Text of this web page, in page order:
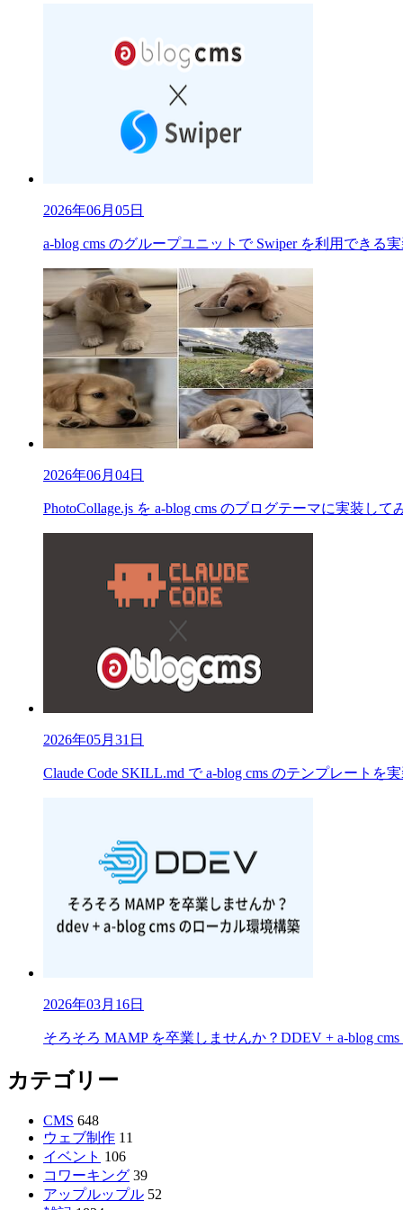
2026年06月05日
a-blog cms のグループユニットで Swiper を利用できる
2026年06月04日
PhotoCollage.js を a-blog cms のブログテーマに実装して
2026年05月31日
Claude Code SKILL.md で a-blog cms のテンプレートを
2026年03月16日
そろそろ MAMP を卒業しませんか？DDEV + a-blog
カテゴリー
CMS 648
ウェブ制作 11
イベント 106
コワーキング 39
アップルップル 52